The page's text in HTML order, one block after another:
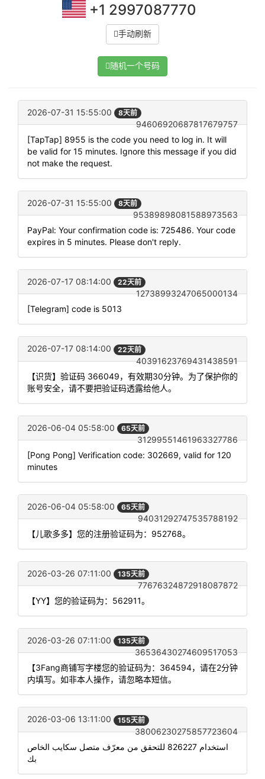
+1 2997087770
手动刷新
随机一个号码
2026-07-31 15:55:00 8天前
94606920687817679757
[TapTap] 8955 is the code you need to log in. It will
be valid for 15 minutes. Ignore this message if you did
not make the request.
2026-07-31 15:55:00 8天前
95389898081588973563
PayPal: Your confirmation code is: 725486. Your code
expires in 5 minutes. Please don't reply.
2026-07-17 08:14:00 22天前
12738993247065000134
[Telegram] code is 5013
2026-07-17 08:14:00 22天前
40391623769431438591
【识货】验证码 366049，有效期30分钟。为了保护你的
账号安全，请不要把验证码透露给他人。
2026-06-04 05:58:00 65天前
31299551461963327786
[Pong Pong] Verification code: 302669, valid for 120
minutes
2026-06-04 05:58:00 65天前
94031292747535788192
【儿歌多多】您的注册验证码为：952768。
2026-03-26 07:11:00 135天前
77676324872918087872
【YY】您的验证码为：562911。
2026-03-26 07:11:00 135天前
36536430274609517053
【3Fang商铺写字楼您的验证码为：364594，请在2分钟
内填写。如非本人操作，请忽略本短信。
2026-03-06 13:11:00 155天前
38006230275857723604
استخدام 826227 للتحقق من معرّف متصل سكايب الخاص
بك